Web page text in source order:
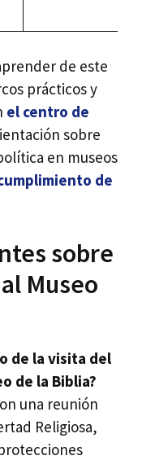
de este
prácticos y
el centro de
sobre
en museos
de
sobre
Museo
de la visita del
de la Biblia?
una reunión
Religiosa,